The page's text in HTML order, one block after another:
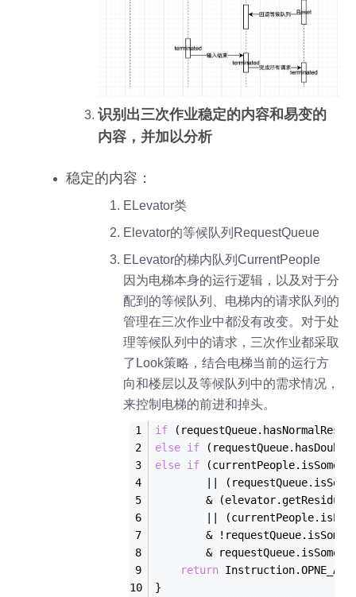
识别出三次作业稳定的内容和易变的
内容，并加以分析
稳定的内容：
ELevator类
Elevator的等候队列RequestQueue
ELevator的梯内队列CurrentPeople
因为电梯本身的运行逻辑，以及对于分
配到的等候队列、电梯内的请求队列的
管理在三次作业中都没有改变。对于处
理等候队列中的请求，三次作业都采取
了Look策略，结合电梯当前的运行方
向和楼层以及等候队列中的需求情况，
来控制电梯的前进和掉头。
if (requestQueue.has
else if (requestQueue.has
else if (currentPeople.is
        || (requestQueue.is
        & (elevator.get
        || (currentPeople.is
        & !requestQueue.is
        & requestQueue.is
return
}